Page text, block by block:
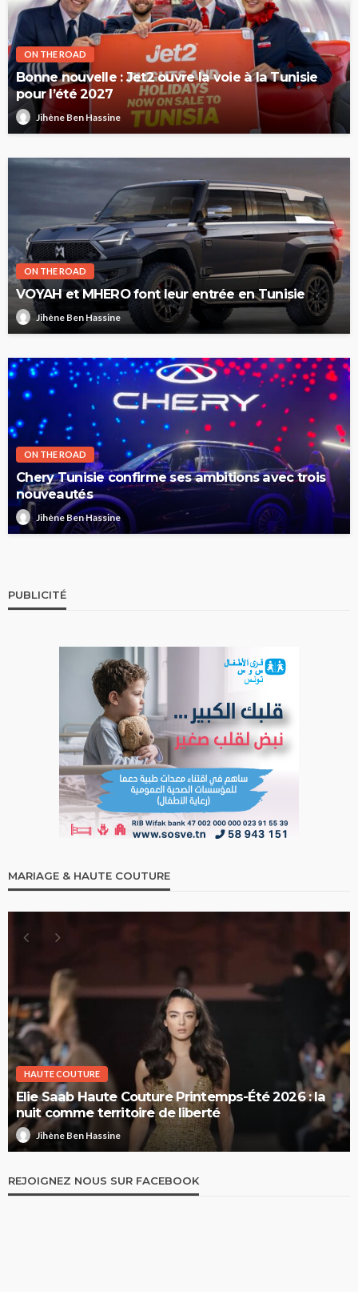
ON THE ROAD
Bonne nouvelle : Jet2 ouvre la voie à la Tunisie
pour l’été 2027
Jihène Ben Hassine
ON THE ROAD
VOYAH et MHERO font leur entrée en Tunisie
Jihène Ben Hassine
ON THE ROAD
Chery Tunisie confirme ses ambitions avec trois
nouveautés
Jihène Ben Hassine
PUBLICITÉ
MARIAGE & HAUTE COUTURE
HAUTE COUTURE
Elie Saab Haute Couture Printemps-Été 2026 : la
nuit comme territoire de liberté
Jihène Ben Hassine
REJOIGNEZ NOUS SUR FACEBOOK